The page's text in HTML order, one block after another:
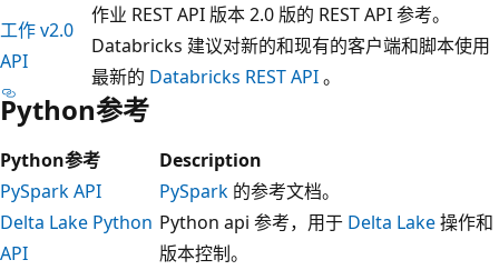
工作 v2.0
API
作业 REST API 版本 2.0 版的 REST API 参考。
Databricks 建议对新的和现有的客户端和脚本使用
最新的 Databricks REST API。
Python参考
Python参考
Description
PySpark API
PySpark 的参考文档。
Delta Lake Python
API
Python api 参考，用于 Delta Lake操作和
版本控制。